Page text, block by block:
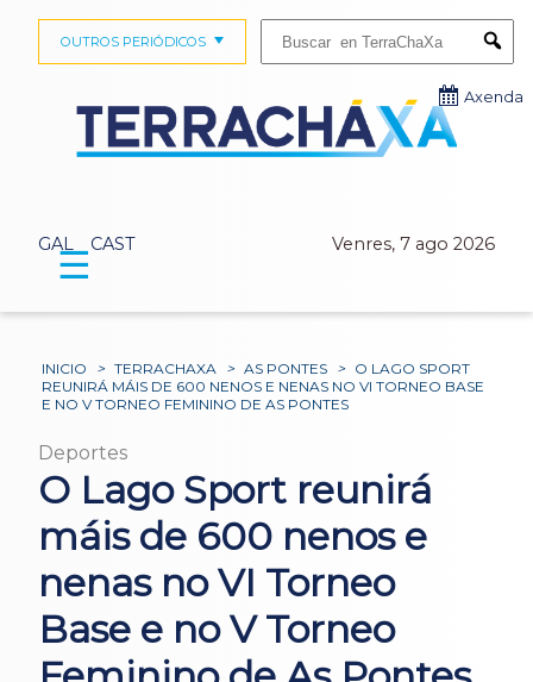
GAL CAST Venres, 7 ago 2026
OUTROS PERIÓDICOS
Axenda
☰
INICIO > TERRACHAXA > AS PONTES > O LAGO SPORT
REUNIRÁ MÁIS DE 600 NENOS E NENAS NO VI TORNEO BASE
E NO V TORNEO FEMININO DE AS PONTES
Deportes
O Lago Sport reunirá
máis de 600 nenos e
nenas no VI Torneo
Base e no V Torneo